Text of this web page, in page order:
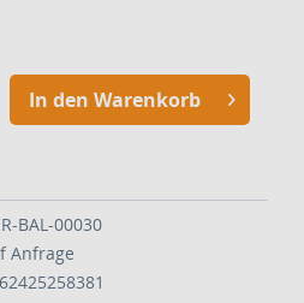
In den Warenkorb
BAL-00030
Anfrage